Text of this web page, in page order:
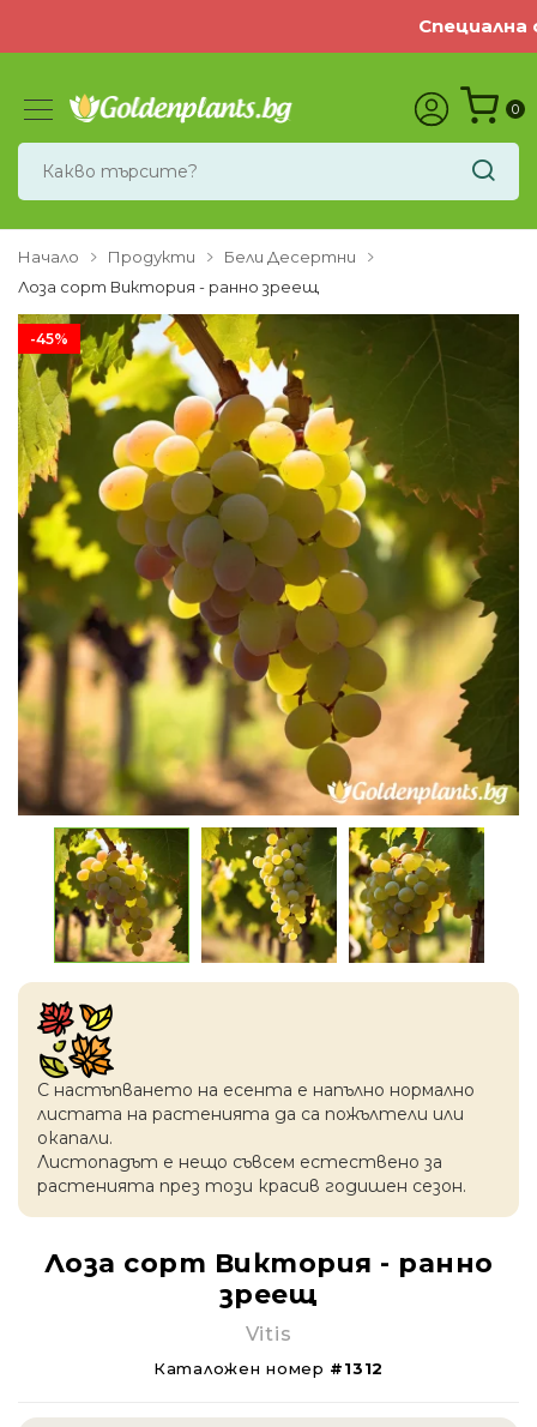
Специална
0
Начало Продукти
Бели Десертни
Лоза сорт Виктория - ранно зреещ
-45%
С настъпването на есентa е напълно нормално
листата на растенията да са пожълтели или
окапaли.
Листопадът е нещо съвсем естествено за
растенията през този красив годишен сезон.
Лоза сорт Виктория - ранно
зреещ
Vitis
Каталожен номер #1312